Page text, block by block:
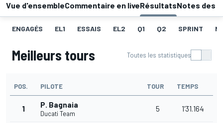
Vue d'ensembleCommentaire en liveRésultatsNotes des
ENGAGÉS EL1 ESSAIS EL2 Q1 Q2 SPRINT
Meilleurs tours Toutes les statistiques
POS. PILOTE TOUR TEMPS
1 P. Bagnaia
Ducati Team
5 1'31.164